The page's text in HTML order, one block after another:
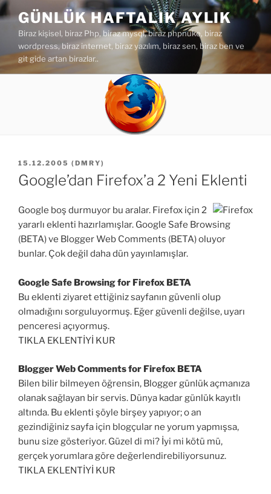
İçeriğe
geç
GÜNLÜK HAFTALIK AYLIK
Biraz kişisel, biraz Php, biraz mysql, biraz phpnuke, biraz
wordpress, biraz internet, biraz yazılım, biraz sen, biraz ben ve
git gide artan birazlar..
YAYIM
TARIHI
15.12.2005 ( DMRY)
Google’dan Firefox’a 2 Yeni Eklenti
Google boş durmuyor bu aralar. Firefox için 2
yararlı eklenti hazırlamışlar. Google Safe Browsing
(BETA) ve Blogger Web Comments (BETA) oluyor
bunlar. Çok değil daha dün yayınlamışlar.
Google Safe Browsing for Firefox BETA
Bu eklenti ziyaret ettiğiniz sayfanın güvenli olup
olmadığını sorguluyormuş. Eğer güvenli değilse, uyarı
penceresi açıyormuş.
TIKLA EKLENTİYİ KUR
Blogger Web Comments for Firefox BETA
Bilen bilir bilmeyen öğrensin, Blogger günlük açmanıza
olanak sağlayan bir servis. Dünya kadar günlük kayıtlı
altında. Bu eklenti şöyle birşey yapıyor; o an
gezindiğiniz sayfa için blogçular ne yorum yapmışsa,
bunu size gösteriyor. Güzel di mi? İyi mi kötü mü,
gerçek yorumlara göre değerlendirebiliyorsunuz.
TIKLA EKLENTİYİ KUR